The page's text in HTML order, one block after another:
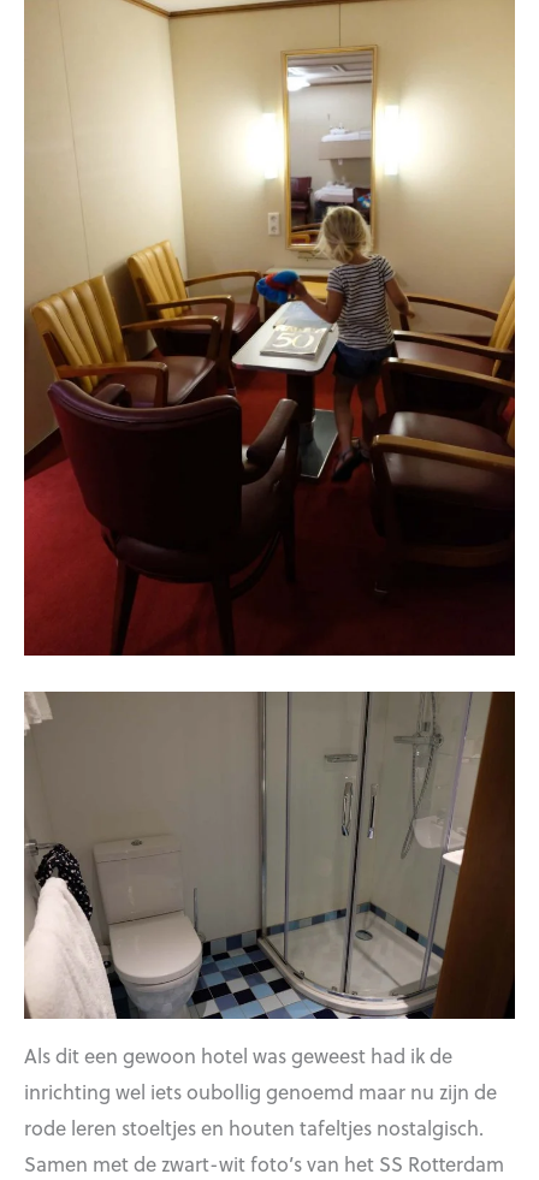
Als dit een gewoon hotel was geweest had ik de
inrichting wel iets oubollig genoemd maar nu zijn de
rode leren stoeltjes en houten tafeltjes nostalgisch.
Samen met de zwart-wit foto’s van het SS Rotterdam